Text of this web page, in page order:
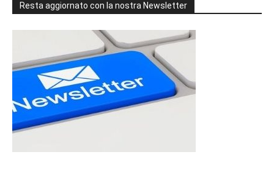
Resta aggiornato con la nostra Newsletter